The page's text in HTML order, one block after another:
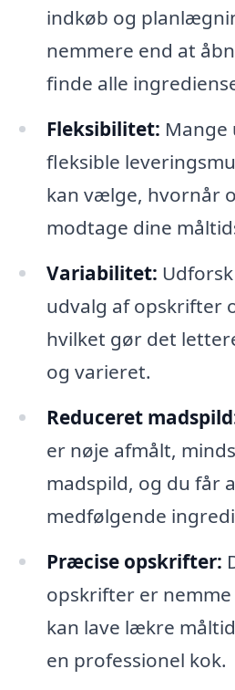
indkøb og
nemmere end at
finde alle
Fleksibilitet:
fleksible
kan vælge, hvornår
modtage dine
Variabilitet:
udvalg af opskrifter
hvilket gør det
og varieret.
Reduceret
er nøje afmålt,
madspild, og du får
medfølgende
Præcise opskrifter:
opskrifter er
kan lave lækre
en professionel kok.